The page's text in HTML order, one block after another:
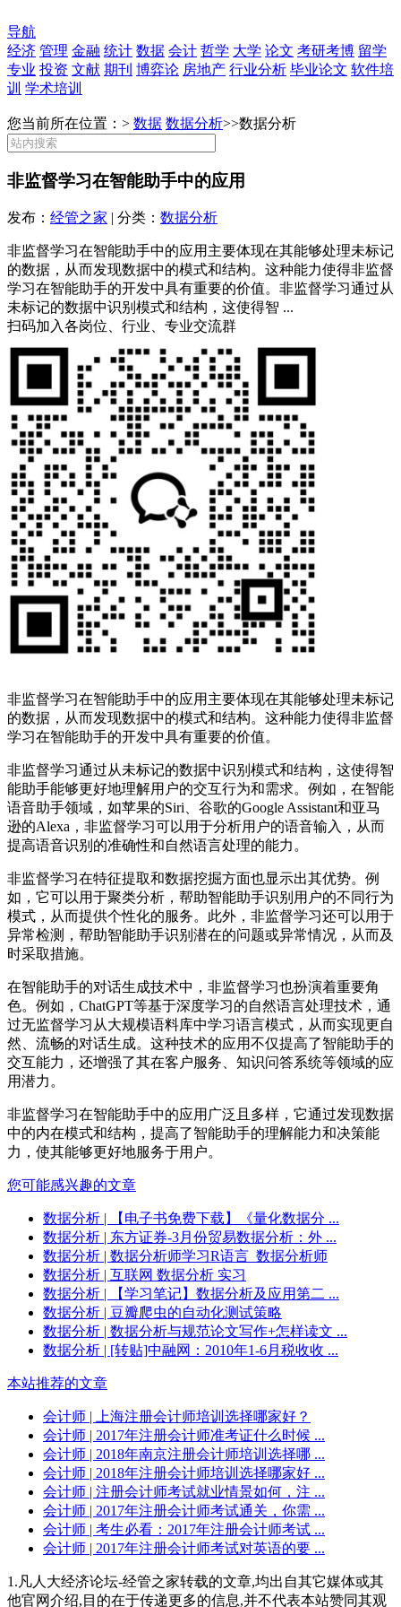
导航
经济 管理 金融 统计 数据 会计 哲学 大学 论文 考研考博 留学
专业 投资 文献 期刊 博弈论 房地产 行业分析 毕业论文 软件培
训 学术培训
您当前所在位置：> 数据 数据分析>>数据分析
非监督学习在智能助手中的应用
发布： 经管之家 | 分类： 数据分析
非监督学习在智能助手中的应用主要体现在其能够处理未标记
的数据，从而发现数据中的模式和结构。这种能力使得非监督
学习在智能助手的开发中具有重要的价值。非监督学习通过从
未标记的数据中识别模式和结构，这使得智 ...
扫码加入各岗位、行业、专业交流群
非监督学习在智能助手中的应用主要体现在其能够处理未标记
的数据，从而发现数据中的模式和结构。这种能力使得非监督
学习在智能助手的开发中具有重要的价值。
非监督学习通过从未标记的数据中识别模式和结构，这使得智
能助手能够更好地理解用户的交互行为和需求。例如，在智能
语音助手领域，如苹果的Siri、谷歌的Google Assistant和亚马
逊的Alexa，非监督学习可以用于分析用户的语音输入，从而
提高语音识别的准确性和自然语言处理的能力 。
非监督学习在特征提取和数据挖掘方面也显示出其优势。例
如，它可以用于聚类分析，帮助智能助手识别用户的不同行为
模式，从而提供个性化的服务。此外，非监督学习还可以用于
异常检测，帮助智能助手识别潜在的问题或异常情况，从而及
时采取措施。
在智能助手的对话生成技术中，非监督学习也扮演着重要角
色。例如，ChatGPT等基于深度学习的自然语言处理技术，通
过无监督学习从大规模语料库中学习语言模式，从而实现更自
然、流畅的对话生成。这种技术的应用不仅提高了智能助手的
交互能力，还增强了其在客户服务、知识问答系统等领域的应
用潜力 。
非监督学习在智能助手中的应用广泛且多样，它通过发现数据
中的内在模式和结构，提高了智能助手的理解能力和决策能
力，使其能够更好地服务于用户。
您可能感兴趣的文章
数据分析 | 【电子书免费下载】《量化数据分 ...
数据分析 | 东方证券-3月份贸易数据分析：外 ...
数据分析 | 数据分析师学习R语言_数据分析师
数据分析 | 互联网 数据分析 实习
数据分析 | 【学习笔记】数据分析及应用第二 ...
数据分析 | 豆瓣爬虫的自动化测试策略
数据分析 | 数据分析与规范论文写作+怎样读文 ...
数据分析 | [转贴]中融网：2010年1-6月税收收 ...
本站推荐的文章
会计师 | 上海注册会计师培训选择哪家好？
会计师 | 2017年注册会计师准考证什么时候 ...
会计师 | 2018年南京注册会计师培训选择哪 ...
会计师 | 2018年注册会计师培训选择哪家好 ...
会计师 | 注册会计师考试就业情景如何，注 ...
会计师 | 2017年注册会计师考试通关，你需 ...
会计师 | 考生必看：2017年注册会计师考试 ...
会计师 | 2017年注册会计师考试对英语的要 ...
1.凡人大经济论坛-经管之家转载的文章,均出自其它媒体或其
他官网介绍,目的在于传递更多的信息,并不代表本站赞同其观